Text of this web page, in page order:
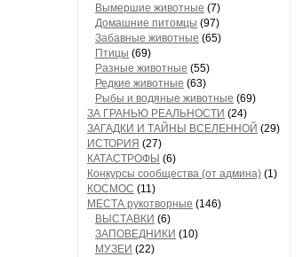
Вымершие животные (7)
Домашние питомцы (97)
Забавные животные (65)
Птицы (69)
Разные животные (55)
Редкие животные (63)
Рыбы и водяные животные (69)
ЗА ГРАНЬЮ РЕАЛЬНОСТИ (24)
ЗАГАДКИ И ТАЙНЫ ВСЕЛЕННОЙ (29)
ИСТОРИЯ (27)
КАТАСТРОФЫ (6)
Конкурсы сообщества (от админа) (1)
КОСМОС (11)
МЕСТА рукотворные (146)
ВЫСТАВКИ (6)
ЗАПОВЕДНИКИ (10)
МУЗЕИ (22)